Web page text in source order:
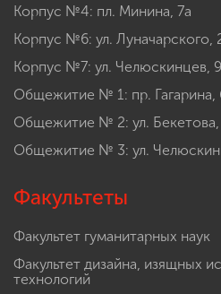
Корпус №4: пл. Минина, 7а
Корпус №6: ул. Луначарского,
Корпус №7: ул. Челюскинцев, 9
Общежитие № 1: пр. Гагарина,
Общежитие № 2: ул.
Общежитие № 3: ул.
Факультеты
Факультет гуманитарных наук
Факультет дизайна, изящных
технологий